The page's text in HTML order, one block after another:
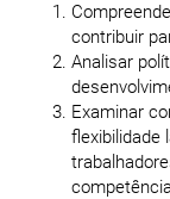
contribuir
Analisar
Examinar
flexibilidade